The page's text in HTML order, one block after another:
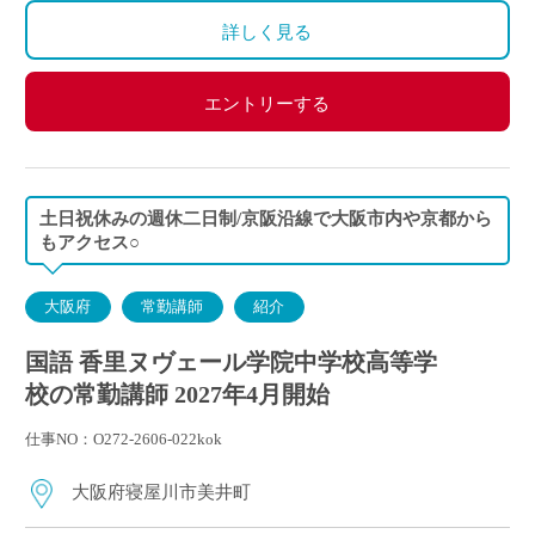
◇賞与：有
◇保険：私学共済、雇用保険、労災保険
・年間休日120日のシフト制
詳しく見る
エントリーする
土日祝休みの週休二日制/京阪沿線で大阪市内や京都から
もアクセス○
大阪府 常勤講師 紹介
国語 香里ヌヴェール学院中学校高等学
校の常勤講師 2027年4月開始
仕事NO：O272-2606-022kok
大阪府寝屋川市美井町